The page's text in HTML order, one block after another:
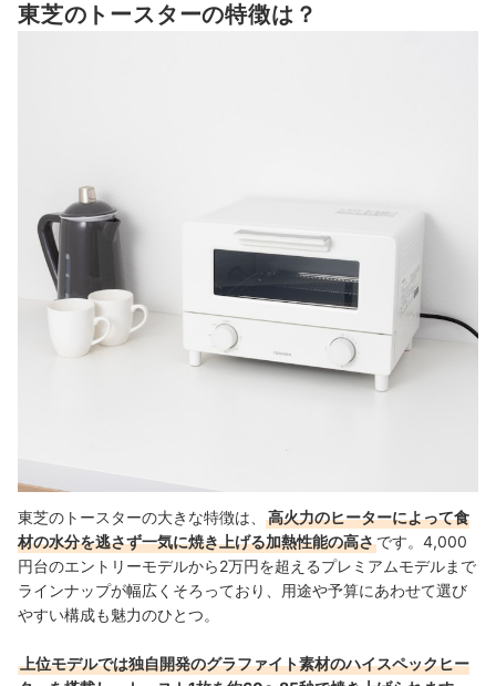
東芝のトースターの特徴は？
東芝のトースターの大きな特徴は、
高火力のヒーターによって食
材の水分を逃さず一気に焼き上げる加熱性能の高さです。4,000
円台のエントリーモデルから2万円を超えるプレミアムモデルまで
ラインナップが幅広くそろっており、用途や予算にあわせて選び
やすい構成も魅力のひとつ。
上位モデルでは独自開発のグラファイト素材のハイスペックヒー